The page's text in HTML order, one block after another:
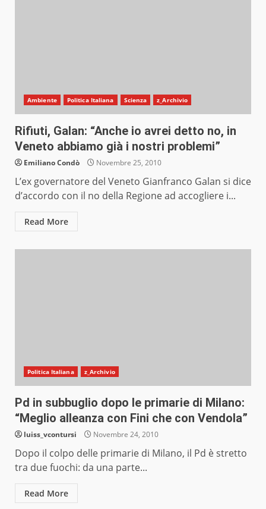
Ambiente Politica Italiana Scienza z_Archivio
Rifiuti, Galan: “Anche io avrei detto no, in
Veneto abbiamo già i nostri problemi”
Emiliano Condò Novembre 25, 2010
L’ex governatore del Veneto Gianfranco Galan si dice
d’accordo con il no della Regione ad accogliere i...
Read More
Politica Italiana z_Archivio
Pd in subbuglio dopo le primarie di Milano:
“Meglio alleanza con Fini che con Vendola”
luiss_vcontursi Novembre 24, 2010
Dopo il colpo delle primarie di Milano, il Pd è stretto
tra due fuochi: da una parte...
Read More